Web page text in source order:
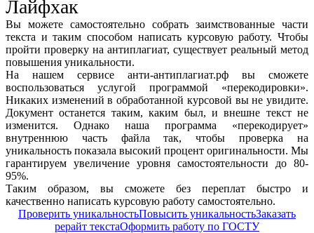
Лайфхак
Вы можете самостоятельно собрать заимствованные части
текста и таким способом написать курсовую работу. Чтобы
пройти проверку на антиплагиат, существует реальный метод
повышения уникальности.
На нашем сервисе анти-антиплагиат.рф вы сможете
воспользоваться услугой программой «перекодировки».
Никаких изменений в обработанной курсовой вы не увидите.
Документ останется таким, каким был, и внешне текст не
изменится. Однако наша программа «перекодирует»
внутреннюю часть файла так, чтобы проверка на
уникальность показала высокий процент оригинальности. Мы
гарантируем увеличение уровня самостоятельности до 80-
95%.
Таким образом, вы сможете без переплат быстро и
качественно написать курсовую работу самостоятельно.
Проверить уникальностьПовысить уникальностьЗаказать
рерайт текстаОформить работу по ГОСТУ